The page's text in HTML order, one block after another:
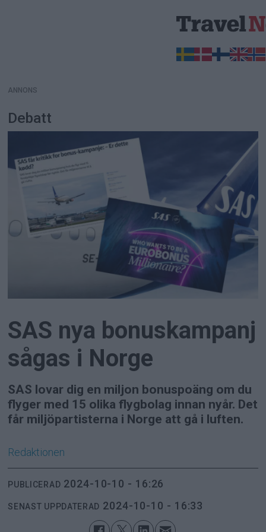
ANNONS
Debatt
SAS nya bonuskampanj
sågas i Norge
SAS lovar dig en miljon bonuspoäng om du
flyger med 15 olika flygbolag innan nyår. Det
får miljöpartisterna i Norge att gå i luften.
Redaktionen
PUBLICERAD 2024-10-10 - 16:26
SENAST UPPDATERAD 2024-10-10 - 16:33